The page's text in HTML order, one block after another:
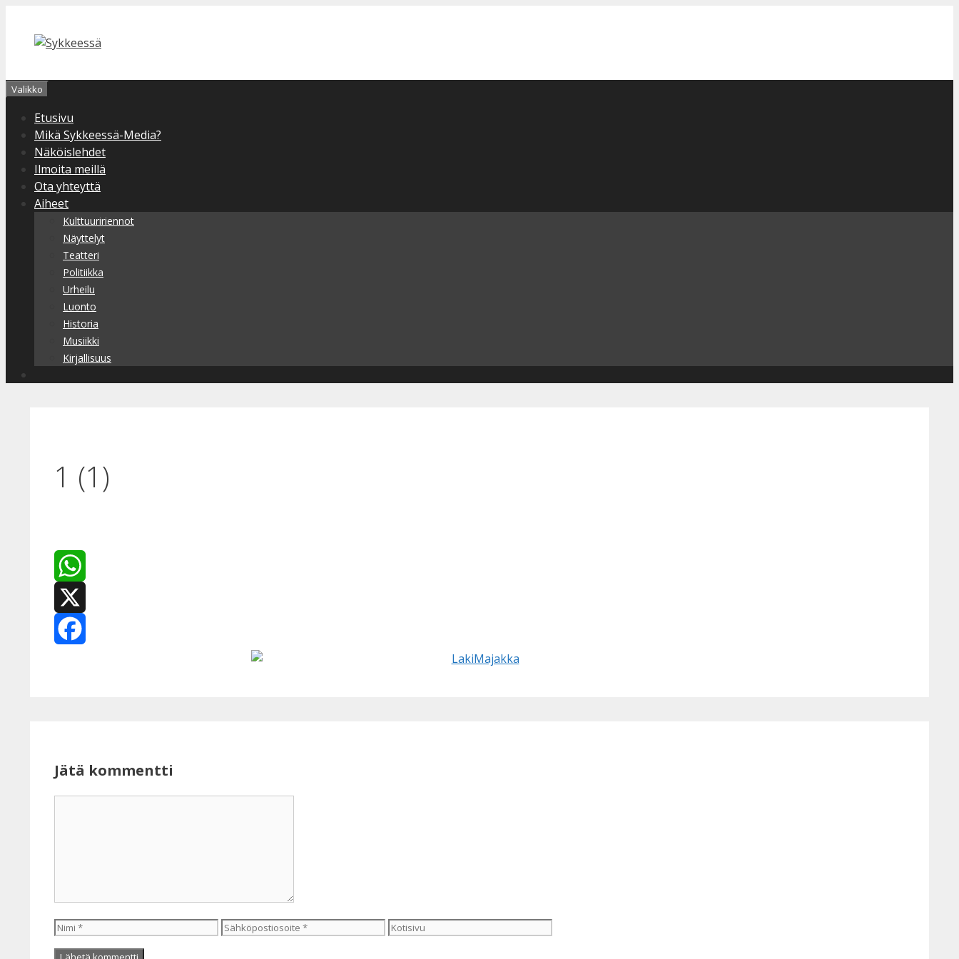
sisältöön
Valikko
Etusivu
Mikä Sykkeessä-Media?
Näköislehdet
Ilmoita meillä
Ota yhteyttä
Aiheet
Kulttuuririennot
Näyttelyt
Teatteri
Politiikka
Urheilu
Luonto
Historia
Musiikki
Kirjallisuus
1 (1)
WhatsApp
X
Jätä kommentti
Nimi Sähköpostiosoite Kotisivu